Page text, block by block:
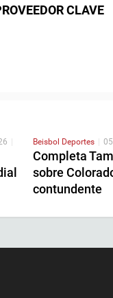
CLAVE
| Beisbol Deportes |
Completa
sobre
contundente